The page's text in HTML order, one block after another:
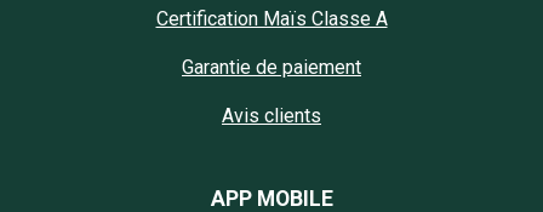
Certification Maïs Classe A
Garantie de paiement
Avis clients
APP MOBILE